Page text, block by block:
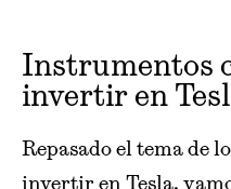
Instrumentos
invertir en
Repasado el tema de
invertir en Tesla,